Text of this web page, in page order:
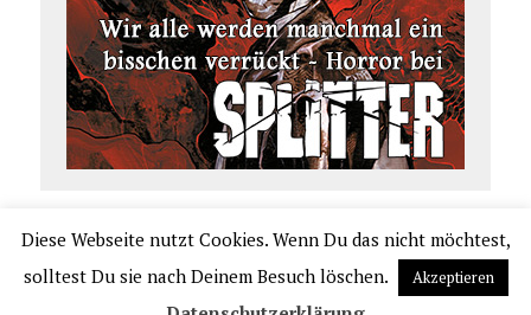
COPYRIGHT 2026 | COMIC.DE
VERLAGSAUSLIEFERUNG UND VER
Diese Webseite nutzt Cookies. Wenn Du das nicht möchtest,
solltest Du sie nach Deinem Besuch löschen.
Akzeptieren